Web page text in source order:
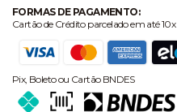
FORMAS DE PAGAMENTO:
Cartão de Crédito parcelado em até 10x
Pix, Boleto ou Cartão BNDES